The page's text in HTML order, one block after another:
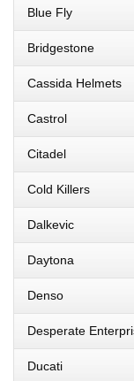
Blue Fly
Bridgestone
Cassida Helmets
Castrol
Citadel
Cold Killers
Dalkevic
Daytona
Denso
Desperate
Ducati